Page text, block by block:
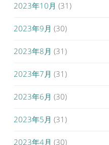
2023年10月 (31)
2023年9月 (30)
2023年8月 (31)
2023年7月 (31)
2023年6月 (30)
2023年5月 (31)
2023年4月 (30)